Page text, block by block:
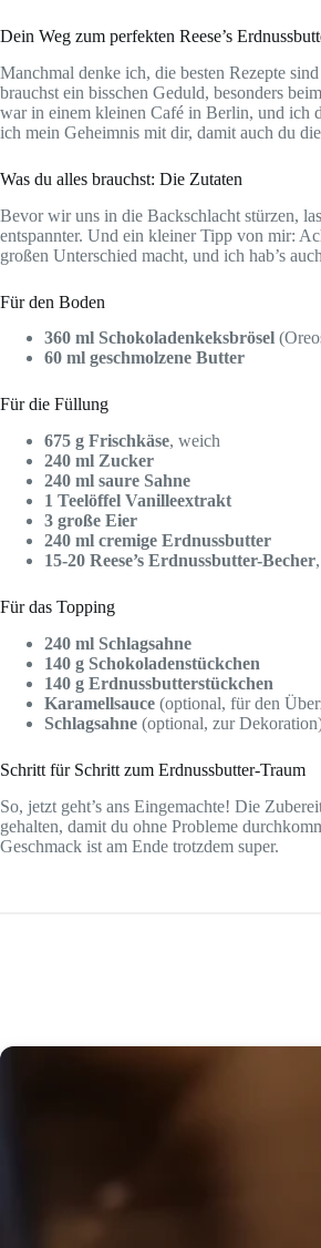
Dein Weg zum perfekten Reese’s
Manchmal denke ich, die besten Rezepte
brauchst ein bisschen Geduld, besonders
war in einem kleinen Café in Berlin, und ich
ich mein Geheimnis mit dir, damit auch du
Was du alles brauchst: Die Zutaten
Bevor wir uns in die Backschlacht stürzen,
entspannter. Und ein kleiner Tipp von mir:
großen Unterschied macht, und ich hab’s
Für den Boden
360 ml Schokoladenkeksbrösel
60 ml geschmolzene Butter
Für die Füllung
675 g Frischkäse, weich
240 ml Zucker
240 ml saure Sahne
1 Teelöffel Vanilleextrakt
3 große Eier
240 ml cremige Erdnussbutter
15-20 Reese’s Erdnussbutter-Becher
Für das Topping
240 ml Schlagsahne
140 g Schokoladenstückchen
140 g Erdnussbutterstückchen
Karamellsauce (optional, für den
Schlagsahne (optional, zur
Schritt für Schritt zum Erdnussbutter-Traum
So, jetzt geht’s ans Eingemachte! Die
gehalten, damit du ohne Probleme
Geschmack ist am Ende trotzdem super.